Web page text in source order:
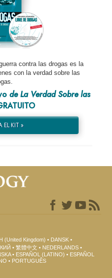
contra las drogas es la
con la verdad sobre las
de La Verdad Sobre las
EL KIT »
(United Kingdom)
DANSK
繁體中文
NEDERLANDS
ESPAÑOL (LATINO)
ESPAÑOL
PORTUGUÊS